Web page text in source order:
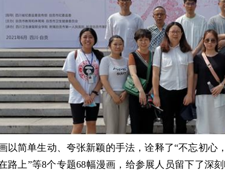
简单生动、夸张新颖的手法，诠释了“不忘初心
路上”等8个专题68幅漫画，给参展人员留下了深